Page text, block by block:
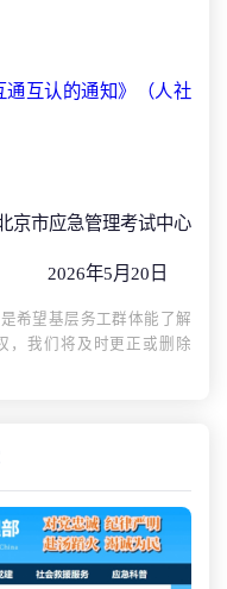
通互认的通知》（人社
京市应急管理考试中心
2026年5月20日
希望基层务工群体能了解
，我们将及时更正或删除